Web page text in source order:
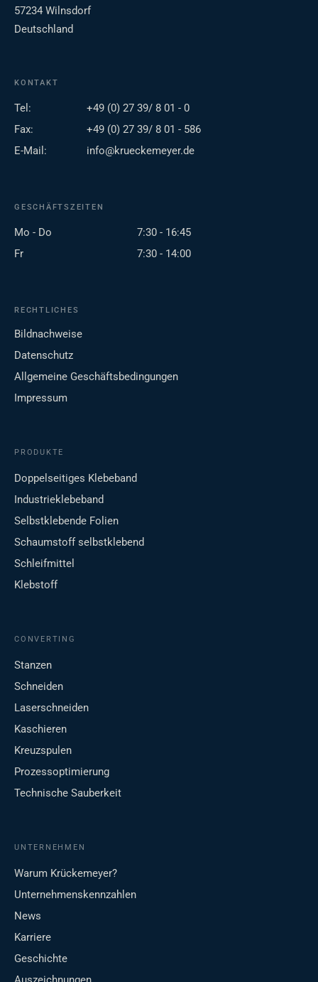
57234 Wilnsdorf
Deutschland
KONTAKT
Tel:
+49 (0) 27 39/ 8 01 - 0
Fax:
+49 (0) 27 39/ 8 01 - 586
E-Mail:
info@krueckemeyer.de
GESCHÄFTSZEITEN
Mo - Do
7:30 - 16:45
Fr
7:30 - 14:00
RECHTLICHES
Bildnachweise
Datenschutz
Allgemeine Geschäftsbedingungen
Impressum
PRODUKTE
Doppelseitiges Klebeband
Industrieklebeband
Selbstklebende Folien
Schaumstoff selbstklebend
Schleifmittel
Klebstoff
CONVERTING
Stanzen
Schneiden
Laserschneiden
Kaschieren
Kreuzspulen
Prozessoptimierung
Technische Sauberkeit
UNTERNEHMEN
Warum Krückemeyer?
Unternehmenskennzahlen
News
Karriere
Geschichte